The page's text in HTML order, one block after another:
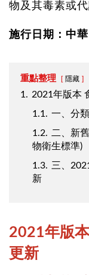
物及其毒素或
施行日期：中
重點整理 隱藏
1. 2021年版本
1.1. 一、分
1.2. 二、新
物衛生標準)
1.3. 三、
新
2021年版
更新